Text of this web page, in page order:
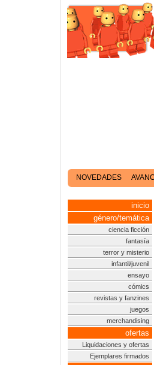
NOVEDADES
inicio
género/temática
ciencia ficción
fantasía
terror y misterio
infantil/juvenil
ensayo
cómics
revistas y fanzines
juegos
merchandising
ofertas
Liquidaciones y ofertas
Ejemplares firmados